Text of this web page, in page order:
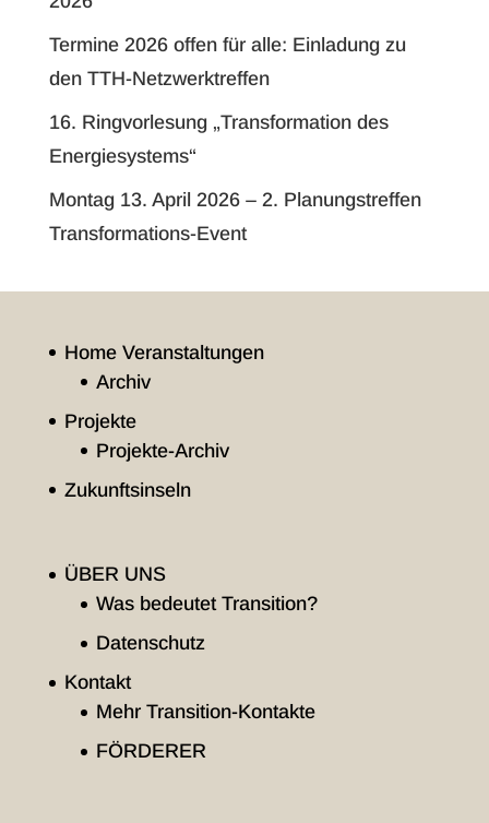
Termine 2026 offen für alle: Einladung zu
den TTH-Netzwerktreffen
16. Ringvorlesung „Transformation des
Energiesystems“
Montag 13. April 2026 – 2. Planungstreffen
Transformations-Event
Home Veranstaltungen
Archiv
Projekte
Projekte-Archiv
Zukunftsinseln
ÜBER UNS
Was bedeutet Transition?
Datenschutz
Kontakt
Mehr Transition-Kontakte
FÖRDERER